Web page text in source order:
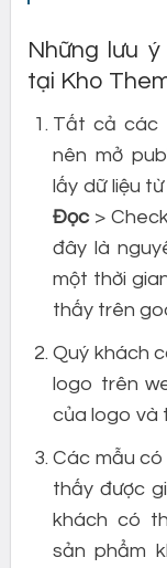
Những lưu
tại Kho
Tất cả các
nên mở
lấy dữ liệu
Đọc>
đây là
một thời
thấy trên
Quý khách
logo trên
của logo và
Các mẫu có
thấy được
khách có
sản phẩm